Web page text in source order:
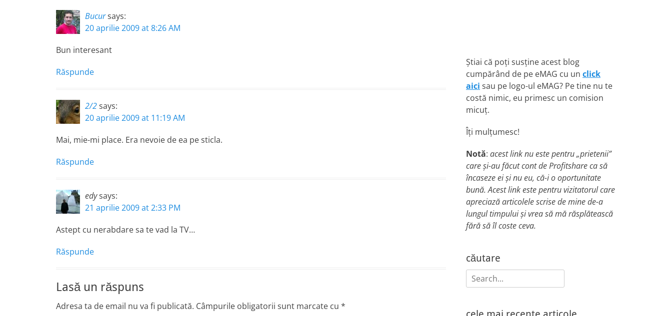
Bucursays:
20 aprilie 2009 at 8:26 AM
Bun interesant
Răspunde
2/2says:
20 aprilie 2009 at 11:19 AM
Mai, mie-mi place. Era nevoie de ea pe sticla.
Răspunde
edysays:
21 aprilie 2009 at 2:33 PM
Astept cu nerabdare sa te vad la TV…
Răspunde
Lasă un răspuns
Adresa ta de email nu va fi publicată. Câmpurile obligatorii sunt marcate cu *
Știai că poți susține acest blog
cumpărând de pe eMAG cu un click
aici sau pe logo-ul eMAG? Pe tine nu te
costă nimic, eu primesc un comision
micuț.
Îți mulțumesc!
Notă: acest link nu este pentru „prietenii”
care și-au făcut cont de Profitshare ca să
încaseze ei și nu eu, că-i o oportunitate
bună. Acest link este pentru vizitatorul care
apreciază articolele scrise de mine de-a
lungul timpului și vrea să mă răsplătească
fără să îl coste ceva.
căutare
Search
for: